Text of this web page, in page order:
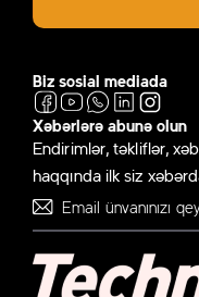
Biz sosial mediada
Xəbərlərə abunə olun
Endirimlər, təkliflər,
haqqında ilk siz